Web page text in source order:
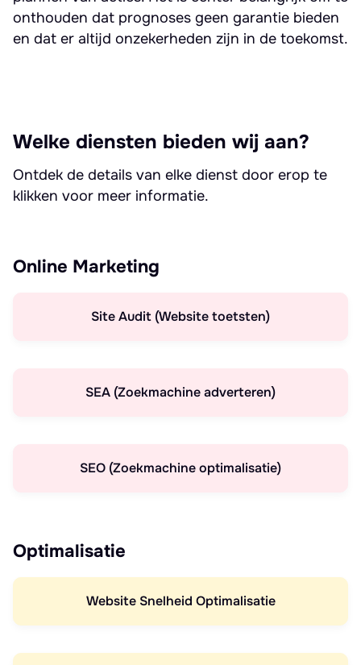
onthouden dat prognoses geen garantie bieden
en dat er altijd onzekerheden zijn in de toekomst.
Welke diensten bieden wij aan?
Ontdek de details van elke dienst door erop te
klikken voor meer informatie.
Online Marketing
Site Audit (Website toetsten)
SEA (Zoekmachine adverteren)
SEO (Zoekmachine optimalisatie)
Optimalisatie
Website Snelheid Optimalisatie